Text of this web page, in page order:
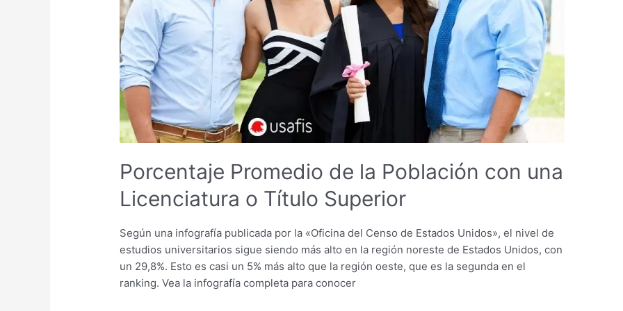
Porcentaje Promedio de la Población con una
Licenciatura o Título Superior
Según una infografía publicada por la «Oficina del Censo de Estados Unidos», el nivel de
estudios universitarios sigue siendo más alto en la región noreste de Estados Unidos, con
un 29,8%. Esto es casi un 5% más alto que la región oeste, que es la segunda en el
ranking. Vea la infografía completa para conocer
con
una
Licenciatura
o
Título
Superior